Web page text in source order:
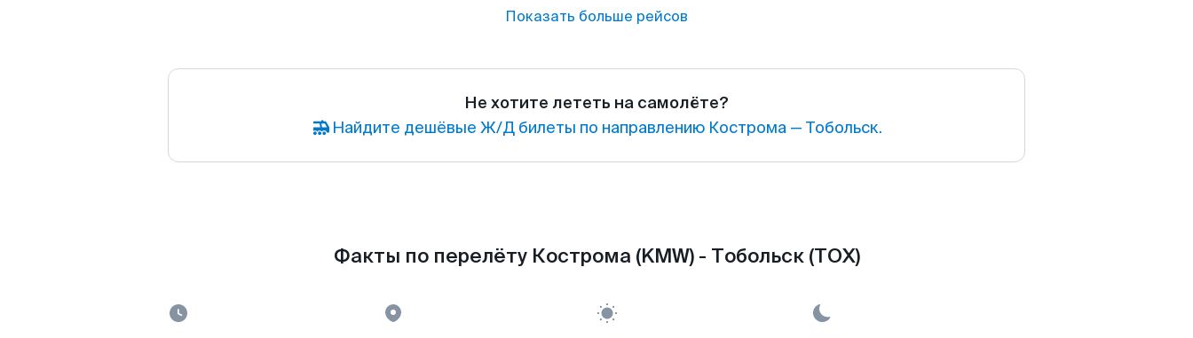
Показать больше рейсов
Не хотите лететь на самолёте?
Найдите дешёвые Ж/Д билеты по направлению Кострома — Тобольск.
Факты по перелёту Кострома (KMW) - Тобольск (TOX)